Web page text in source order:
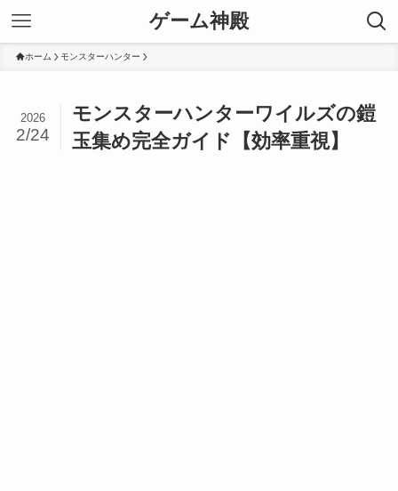
ゲーム神殿
ホーム モンスターハンター
モンスターハンターワイルズの鎧
玉集め完全ガイド【効率重視】
2026
2/24